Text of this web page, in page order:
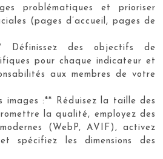
problématiques et prioriser
(pages d’accueil, pages de
Définissez des objectifs de
pour chaque indicateur et
aux membres de votre
images :** Réduisez la taille des
la qualité, employez des
(WebP, AVIF), activez
spécifiez les dimensions des